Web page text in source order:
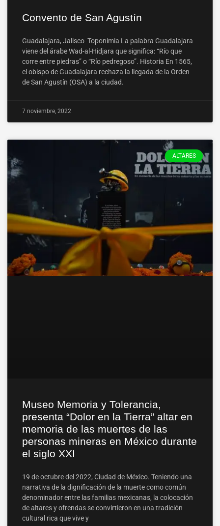
Convento de San Agustín
Guadalajara, Jalisco Toponimia La palabra Guadalajara
viene del árabe Wad-al-Hidjara que significa: “Río que
corre entre piedras” o “Río pedregoso”. Historia En 1565,
el obispo de Guadalajara rechaza la llegada de la Orden
de San Agustín (OSA) a la ciudad.
7 noviembre, 2022
ALTARES
Museo Memoria y Tolerancia,
presenta “Dolor en la Tierra” altar en
memoria de las muertes de las
personas mineras en México durante
el siglo XXI
19 de octubre del 2022, Ciudad de México. Teniendo una
narrativa de la dignificación de la muerte como común
denominador entre las familias mexicanas, la colocación
de altares y ofrendas se convirtieron en una tradición
cultural rica que vive y